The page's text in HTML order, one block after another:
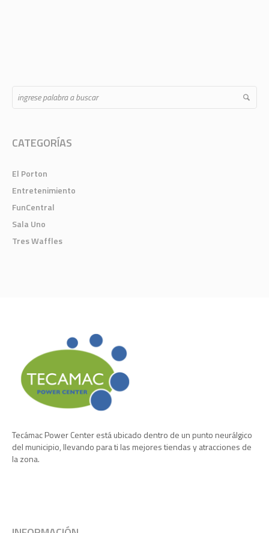
CATEGORÍAS
El Porton
Entretenimiento
FunCentral
Sala Uno
Tres Waffles
Tecámac Power Center está ubicado dentro de un punto neurálgico
del municipio, llevando para ti las mejores tiendas y atracciones de
la zona.